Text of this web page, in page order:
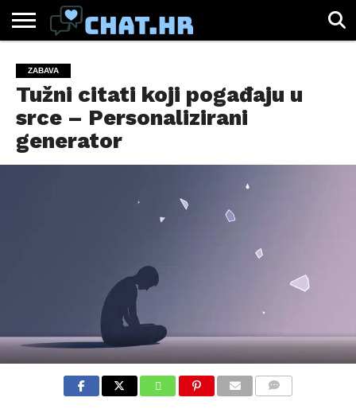
CHAT.HR
ZABAVA
ŽIVOT
VIRALNO
ZABAVA
Tužni citati koji pogađaju u
srce – Personalizirani
generator